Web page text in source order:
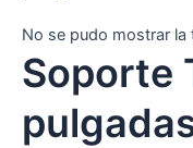
No se pudo mostrar la
Soporte